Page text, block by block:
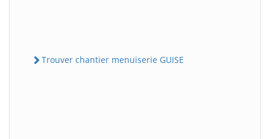
Trouver chantier menuiserie GUISE